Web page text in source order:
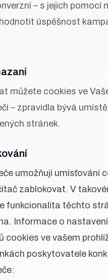
– s jejich pomocí
úspěšnost
můžete cookies ve
– zpravidla bývá
stránek.
umožňují umísťování
zablokovat. V
funkcionalita těchto
Informace o
cookies ve vašem
poskytovatele